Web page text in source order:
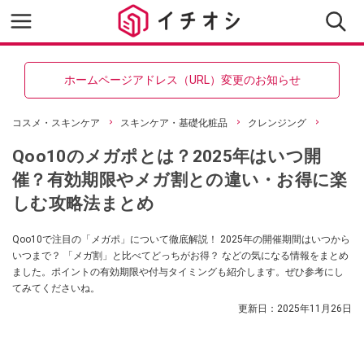
ホームページアドレス（URL）変更のお知らせ
コスメ・スキンケア スキンケア・基礎化粧品 クレンジング
Qoo10のメガポとは？2025年はいつ開
催？有効期限やメガ割との違い・お得に楽
しむ攻略法まとめ
Qoo10で注目の「メガポ」について徹底解説！ 2025年の開催期間はいつから
いつまで？ 「メガ割」と比べてどっちがお得？ などの気になる情報をまとめ
ました。ポイントの有効期限や付与タイミングも紹介します。ぜひ参考にし
てみてくださいね。
更新日： 2025年11月26日